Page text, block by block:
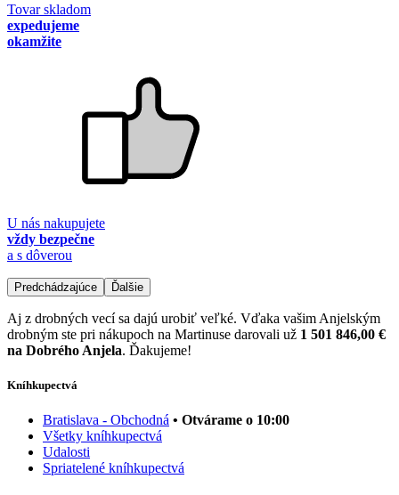
Tovar skladom
expedujeme
okamžite
U nás nakupujete
vždy bezpečne
a s dôverou
Predchádzajúce Ďalšie
Aj z drobných vecí sa dajú urobiť veľké. Vďaka vašim Anjelským
drobným ste pri nákupoch na Martinuse darovali už 1 501 846,00 €
na Dobrého Anjela. Ďakujeme!
Kníhkupectvá
Bratislava - Obchodná • Otvárame o 10:00
Všetky kníhkupectvá
Udalosti
Spriatelené kníhkupectvá